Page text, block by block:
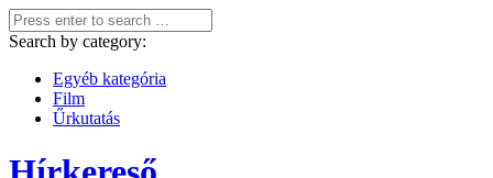
Search by category:
Egyéb kategória
Film
Űrkutatás